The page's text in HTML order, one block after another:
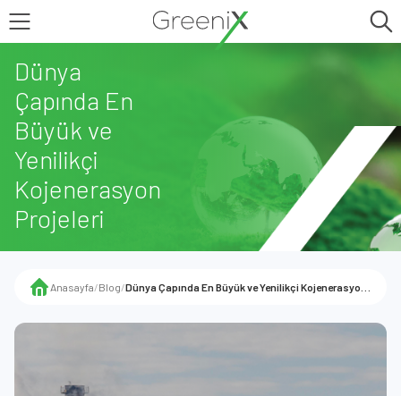
Dünya
Çapında En
Büyük ve
Yenilikçi
Kojenerasyon
Projeleri
Anasayfa/Blog/